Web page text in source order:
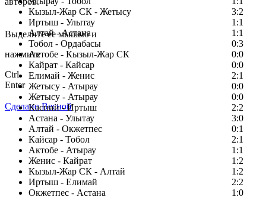
Кызыл-Жар СК - Жетысу
3:2
Иртыш - Улытау
1:1
Алтай - Астана
1:1
Тобол - Ордабасы
0:3
Актобе - Кызыл-Жар СК
0:0
Кайрат - Кайсар
0:0
Елимай - Женис
2:1
Жетысу - Атырау
0:0
Жетысу - Атырау
0:0
Каспий - Иртыш
2:2
Астана - Улытау
3:0
Алтай - Окжетпес
0:1
Кайсар - Тобол
2:1
Актобе - Атырау
1:1
Женис - Кайрат
1:2
Кызыл-Жар СК - Алтай
1:2
Иртыш - Елимай
2:2
Окжетпес - Астана
1:0
Заметили ошибку в тексте?
Выделите ее мышью и
нажмите
Ctrl
Enter
Сделано Весной